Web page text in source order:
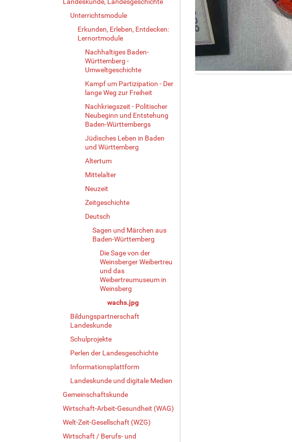
Unterrichtsmodule
Erkunden, Erleben, Entdecken:
Lernortmodule
Nachhaltiges Baden-
Württemberg -
Umweltgeschichte
Kampf um Partizipation - Der
lange Weg zur Freiheit
Nachkriegszeit - Politischer
Neubeginn und Entstehung
Baden-Württembergs
Jüdisches Leben in Baden
und Württemberg
Altertum
Mittelalter
Neuzeit
Zeitgeschichte
Deutsch
Sagen und Märchen aus
Baden-Württemberg
Die Sage von der
Weinsberger Weibertreu
und das
Weibertreumuseum in
Weinsberg
wachs.jpg
Bildungspartnerschaft
Landeskunde
Schulprojekte
Perlen der Landesgeschichte
Informationsplattform
Landeskunde und digitale Medien
Gemeinschaftskunde
Wirtschaft-Arbeit-Gesundheit (WAG)
Welt-Zeit-Gesellschaft (WZG)
Wirtschaft / Berufs- und